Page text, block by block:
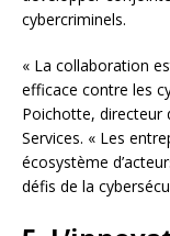
cybercriminels.
« La collaboration
efficace contre les
Poichotte, directeur
Services. « Les
écosystème
défis de la